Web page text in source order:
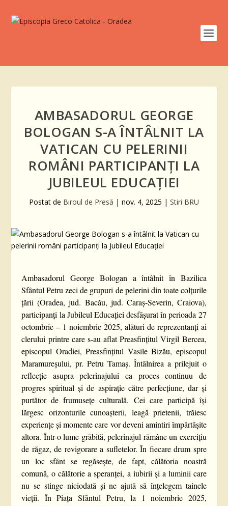
AMBASADORUL GEORGE
BOLOGAN S-A ÎNTÂLNIT LA
VATICAN CU PELERINII
ROMÂNI PARTICIPANȚI LA
JUBILEUL EDUCAȚIEI
Postat de Biroul de Presă | nov. 4, 2025 | Stiri BRU
Ambasadorul George Bologan a întâlnit în Bazilica
Sfântul Petru zeci de grupuri de pelerini din toate colțurile
țării (Oradea, jud. Bacău, jud. Caraș-Severin, Craiova),
participanți la Jubileul Educației desfășurat în perioada 27
octombrie – 1 noiembrie 2025, alături de reprezentanți ai
clerului printre care s-au aflat Preasfințitul Virgil Bercea,
episcopul Oradiei, Preasfințitul Vasile Bizău, episcopul
Maramureșului, pr. Petru Tamaș. Întâlnirea a prilejuit o
reflecție asupra pelerinajului ca proces continuu de
progres spiritual și de aspirație către perfecțiune, dar și
purtător de frumusețe culturală. Cei care participă își
lărgesc orizonturile cunoașterii, leagă prietenii, trăiesc
experiențe și momente care vor deveni amintiri împărtășite
altora. Într-o lume grăbită, pelerinajul rămâne un exercițiu
de răgaz, de revigorare a sufletelor. În fiecare drum spre
un loc sfânt se regăsește, de fapt, călătoria noastră
comună, o călătorie a speranței, a iubirii și a luminii care
nu se stinge niciodată și ne ajută să înțelegem tainele
vieții. În Piața Sfântul Petru, la 1 noiembrie 2025,